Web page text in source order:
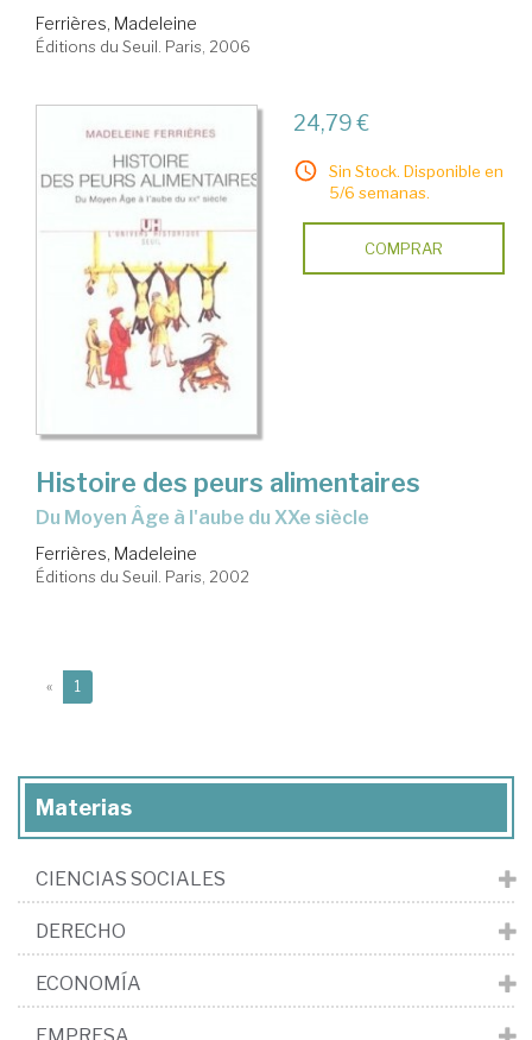
Ferrières, Madeleine
Éditions du Seuil. Paris, 2006
24,79 €
Sin Stock. Disponible en
5/6 semanas.
COMPRAR
Histoire des peurs alimentaires
du Moyen Âge à l'aube du XXe siècle
Ferrières, Madeleine
Éditions du Seuil. Paris, 2002
« 1
Materias
CIENCIAS SOCIALES
DERECHO
ECONOMÍA